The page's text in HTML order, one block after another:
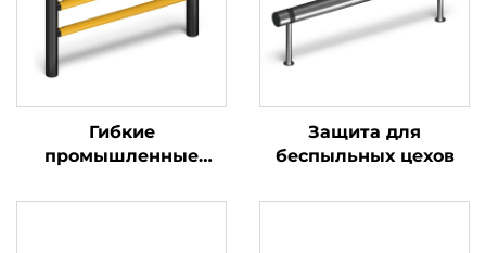
Гибкие
промышленные
Защита для
беспыльных цехов